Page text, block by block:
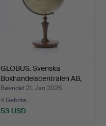
GLOBUS. Svenska
Bokhandelscentralen AB,
St…
Beendet 21. Jan 2026
4 Gebote
53 USD